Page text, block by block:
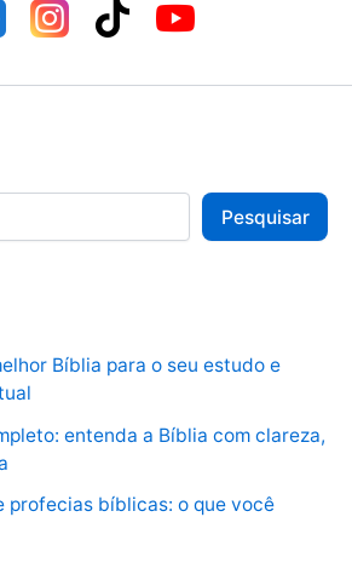
Pesquisar
Bíblia para o seu estudo e
entenda a Bíblia com clareza,
profecias bíblicas: o que você